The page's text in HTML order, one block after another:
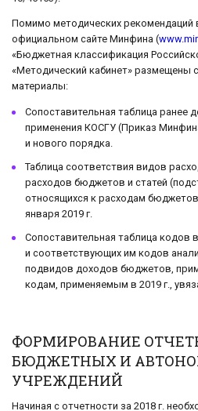
Помимо методических рекомендаций
официальном сайте Минфина (
«Бюджетная классификация
«Методический кабинет» размещены
материалы:
Сопоставительная таблица ранее
применения КОСГУ (Приказ
и нового порядка.
Таблица соответствия видов
расходов бюджетов и статей
относящихся к расходам
января 2019 г.
Сопоставительная таблица
и соответствующих им кодов
подвидов доходов бюджетов,
кодам, применяемым в 2019 г.,
ФОРМИРОВАНИЕ
БЮДЖЕТНЫХ И
УЧРЕЖДЕНИЙ
Начиная с отчетности за 2018 г.